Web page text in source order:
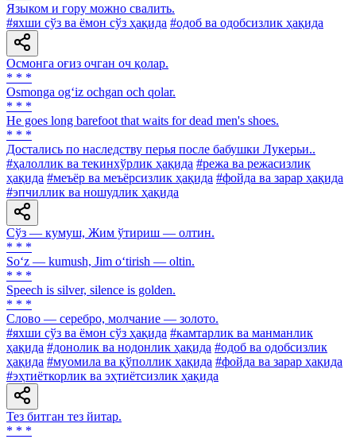
Языком и гору можно свалить.
#яхши сўз ва ёмон сўз ҳақида #одоб ва одобсизлик ҳақида
Осмонга оғиз очган оч қолар.
* * *
Osmonga og‘iz ochgan och qolar.
* * *
Не goes long barefoot that waits for dead men's shoes.
* * *
Достались по наследству перья после бабушки Лукерьи..
#ҳалоллик ва текинхўрлик ҳақида #режа ва режасизлик
ҳақида #меъёр ва меъёрсизлик ҳақида #фойда ва зарар ҳақида
#эпчиллик ва ношудлик ҳақида
Сўз — кумуш, Жим ўтириш — олтин.
* * *
So‘z — kumush, Jim o‘tirish — oltin.
* * *
Speech is silver, silence is golden.
* * *
Слово — серебро, молчание — золото.
#яхши сўз ва ёмон сўз ҳақида #камтарлик ва манманлик
ҳақида #донолик ва нодонлик ҳақида #одоб ва одобсизлик
ҳақида #муомила ва қўполлик ҳақида #фойда ва зарар ҳақида
#эҳтиёткорлик ва эҳтиётсизлик ҳақида
Тез битган тез йитар.
* * *